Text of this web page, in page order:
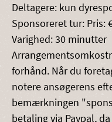
Deltagere: kun
Sponsoreret tur: Pris:
Varighed: 30 minutter
forhånd. Når du
notere ansøgerens
bemærkningen
betaling via Paypal,